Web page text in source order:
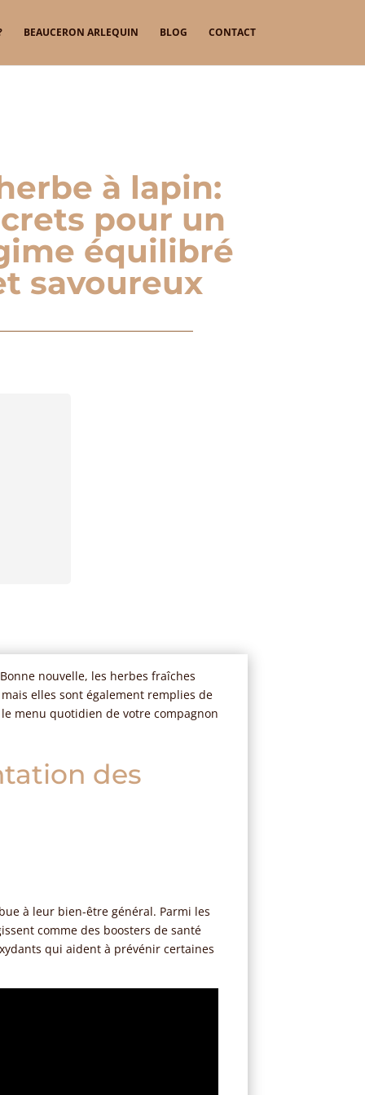
BEAUCERON ARLEQUIN BLOG CONTACT
à lapin:
pour un
équilibré
savoureux
nouvelle, les herbes fraîches
elles sont également remplies de
menu quotidien de votre compagnon
des
à leur bien-être général. Parmi les
comme des boosters de santé
qui aident à prévénir certaines